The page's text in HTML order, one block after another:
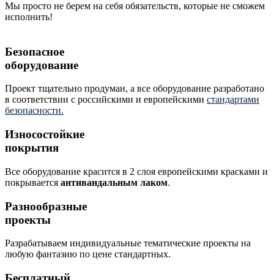
Мы просто не берем на себя обязательств, которые не сможем
исполнить!
Безопасное
оборудование
Проект тщательно продуман, а все оборудование разработано
в соответствии с российскими и европейскими стандартами
безопасности.
Износостойкие
покрытия
Все оборудование красится в 2 слоя европейскими красками и
покрывается антивандальным лаком.
Разнообразные
проекты
Разрабатываем индивидуальные тематические проекты на
любую фантазию по цене стандартных.